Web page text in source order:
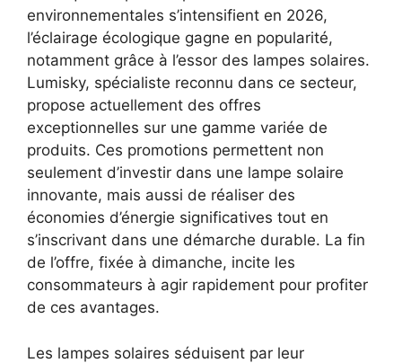
environnementales s’intensifient en 2026,
l’éclairage écologique gagne en popularité,
notamment grâce à l’essor des lampes solaires.
Lumisky, spécialiste reconnu dans ce secteur,
propose actuellement des offres
exceptionnelles sur une gamme variée de
produits. Ces promotions permettent non
seulement d’investir dans une lampe solaire
innovante, mais aussi de réaliser des
économies d’énergie significatives tout en
s’inscrivant dans une démarche durable. La fin
de l’offre, fixée à dimanche, incite les
consommateurs à agir rapidement pour profiter
de ces avantages.
Les lampes solaires séduisent par leur